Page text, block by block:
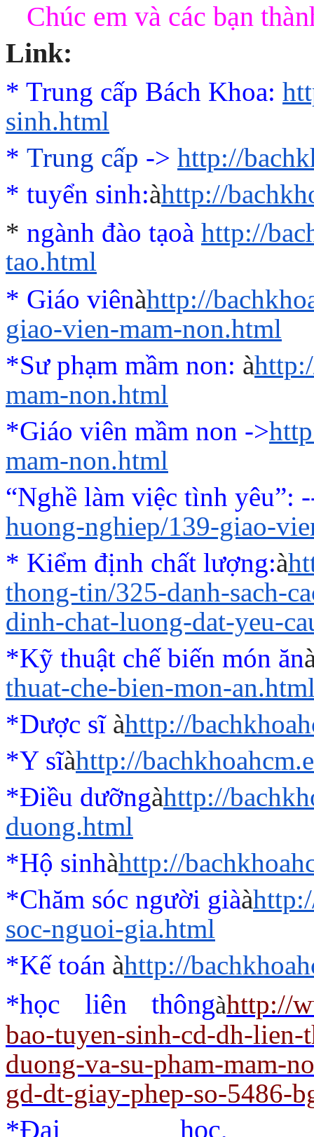
Chúc em và các bạn
Link:
* Trung cấp Bách Khoa:
sinh.html
* Trung cấp -> http://
* tuyển sinh:àhttp://
* ngành đào tạoà http://
tao.html
* Giáo viênàhttp://
giao-vien-mam-non.html
*Sư phạm mầm non: à
mam-non.html
*Giáo viên mầm non ->
mam-non.html
“Nghề làm việc tình yêu”:
huong-nghiep/139-giao-
* Kiểm định chất lượng:à
thong-tin/325-danh-sach-
dinh-chat-luong-dat-yeu-
*Kỹ thuật chế biến món ăn
thuat-che-bien-mon-
*Dược sĩ àhttp://
*Y sĩàhttp://
*Điều dưỡngàhttp://
duong.html
*Hộ sinhàhttp://
*Chăm sóc người giàà
soc-nguoi-gia.html
*Kế toán àhttp://
*học liên thôngàhttp://
bao-tuyen-sinh-cd-dh-
duong-va-su-pham-mam-
gd-dt-giay-phep-so-5486-
*Đại học,